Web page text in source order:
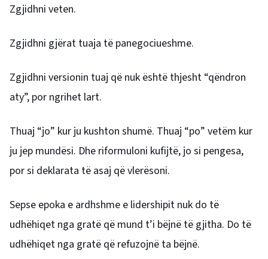
Zgjidhni veten.
Zgjidhni gjërat tuaja të panegociueshme.
Zgjidhni versionin tuaj që nuk është thjesht “qëndron
aty”, por ngrihet lart.
Thuaj “jo” kur ju kushton shumë. Thuaj “po” vetëm kur
ju jep mundësi. Dhe riformuloni kufijtë, jo si pengesa,
por si deklarata të asaj që vlerësoni.
Sepse epoka e ardhshme e lidershipit nuk do të
udhëhiqet nga gratë që mund t’i bëjnë të gjitha. Do të
udhëhiqet nga gratë që refuzojnë ta bëjnë.